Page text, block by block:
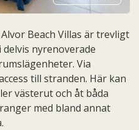
Beach Villas är trevligt
nyrenoverade
Via
till stranden. Här kan
västerut och åt båda
med bland annat